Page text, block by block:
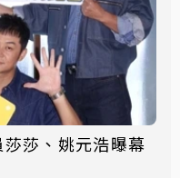
莎、姚元浩曝幕